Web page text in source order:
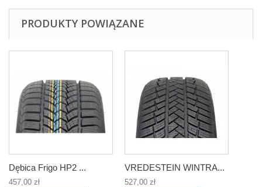
PRODUKTY POWIĄZANE
Dębica Frigo HP2 ...
457,00 zł
VREDESTEIN WINTRA...
527,00 zł